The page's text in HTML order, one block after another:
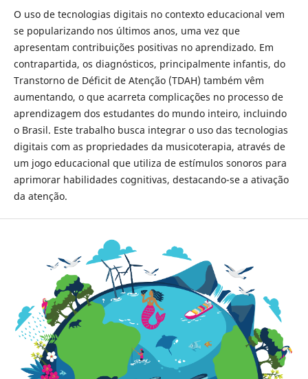
O uso de tecnologias digitais no contexto educacional vem
se popularizando nos últimos anos, uma vez que
apresentam contribuições positivas no aprendizado. Em
contrapartida, os diagnósticos, principalmente infantis, do
Transtorno de Déficit de Atenção (TDAH) também vêm
aumentando, o que acarreta complicações no processo de
aprendizagem dos estudantes do mundo inteiro, incluindo
o Brasil. Este trabalho busca integrar o uso das tecnologias
digitais com as propriedades da musicoterapia, através de
um jogo educacional que utiliza de estímulos sonoros para
aprimorar habilidades cognitivas, destacando-se a ativação
da atenção.